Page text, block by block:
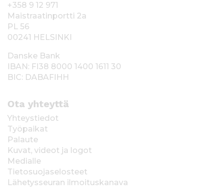
+358 9 12 971
Maistraatinportti 2a
PL 56
00241 HELSINKI
Danske Bank
IBAN: FI38 8000 1400 1611 30
BIC: DABAFIHH
Ota yhteyttä
Yhteystiedot
Työpaikat
Palaute
Kuvat, videot ja logot
Medialle
Tietosuojaselosteet
Lähetysseuran ilmoituskanava